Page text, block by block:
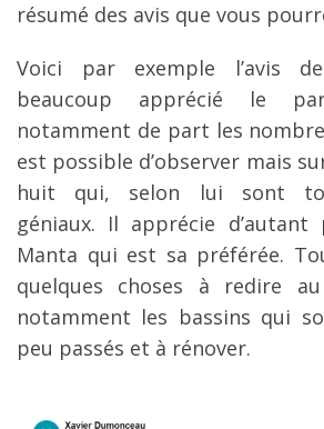
résumé des avis que vous
Voici par exemple l’avis
beaucoup apprécié le
notamment de part les
est possible d’observer mais
huit qui, selon lui sont
géniaux. Il apprécie d’autant
Manta qui est sa préférée.
quelques choses à redire
notamment les bassins qui
peu passés et à rénover.